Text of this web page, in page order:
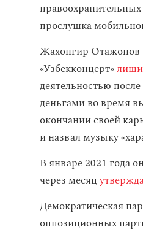
прослушка
Жахонгир Отажонов
«Узбекконцерт»
деятельностью
деньгами во время
окончании своей
и назвал музыку
В январе 2021 года он
через месяц
Демократическая
оппозиционных